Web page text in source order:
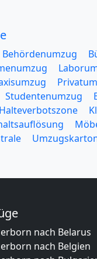
Behördenumzug
Studentenumzug
Halteverbotszone
nach Belarus
nach Belgien